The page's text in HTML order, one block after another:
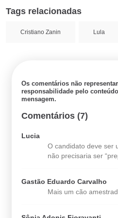
Tags relacionadas
Cristiano Zanin Lula
Os comentários não
responsabilidade pelo
mensagem.
Comentários (7)
Lucia
O candidato deve ser
não precisaria ser
Gastão Eduardo Carvalho
Mais um cão